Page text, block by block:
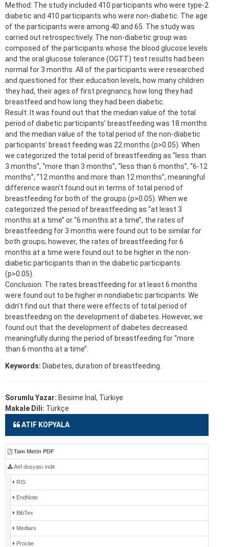
Method: The study included 410 participants who were type-2
diabetic and 410 participants who were non-diabetic. The age
of the participants were among 40 and 65. The study was
carried out retrospectively. The non-diabetic group was
composed of the participants whose the blood glucose levels
and the oral glucose tolerance (OGTT) test results had been
normal for 3 months. All of the participants were researched
and questioned for their education levels, how many children
they had, their ages of first pregnancy, how long they had
breastfeed and how long they had been diabetic.
Result: It was found out that the median value of the total
period of diabetic participants’ breastfeeding was 18 months
and the median value of the total period of the non-diabetic
participants’ breast feeding was 22 months (p>0.05). When
we categorized the total perid of breastfeeding as “less than
3 months’’, “more than 3 months’’, “less than 6 months’’, “6-12
months’’, “12 months and more than 12 months’’, meaningful
difference wasn’t found out in terms of total period of
breastfeeding for both of the groups (p>0.05). When we
categorized the period of breastfeeding as “at least 3
months at a time’’ or “6 months at a time’’, the rates of
breastfeeding for 3 months were found out to be similar for
both groups; however, the rates of breastfeeding for 6
months at a time were found out to be higher in the non-
diabetic participants than in the diabetic participants
(p>0.05).
Conclusion: The rates breastfeeding for at least 6 months
were found out to be higher in nondiabetic participants. We
didn’t find out that there were effects of total period of
breastfeeding on the development of diabetes. However, we
found out that the development of diabetes decreased
meaningfully during the period of breastfeeding for “more
than 6 months at a time’’.
Keywords: Diabetes, duration of breastfeeding.
Sorumlu Yazar: Besime İnal, Türkiye
Makale Dili: Türkçe
ATIF KOPYALA
Tam Metin PDF
Atıf dosyası indir
RIS
EndNote
BibTex
Medlars
Procite